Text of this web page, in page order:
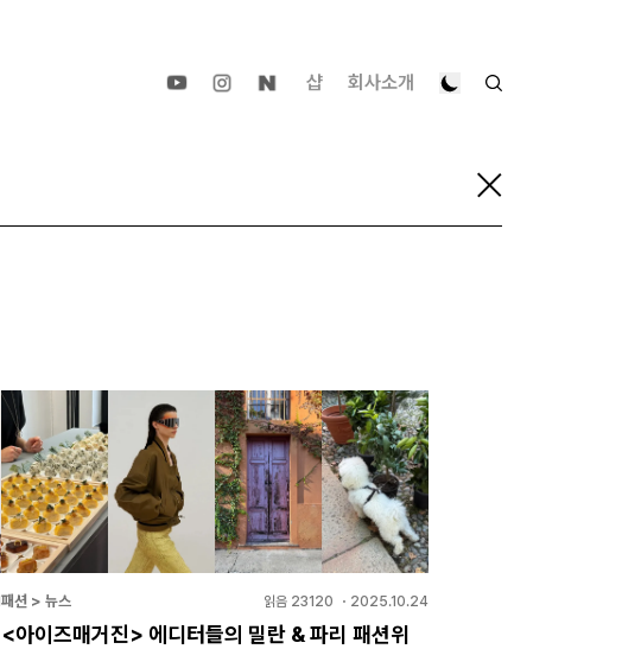
샵 회사소개
패션 > 뉴스 읽음 23120 ・ 2025.10.24
<아이즈매거진> 에디터들의 밀란 & 파리 패션위